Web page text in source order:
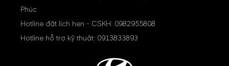
Phúc
Hotline đặt lịch hẹn - CSKH: 0982955808
Hotline hỗ trợ kỹ thuật: 0913833893